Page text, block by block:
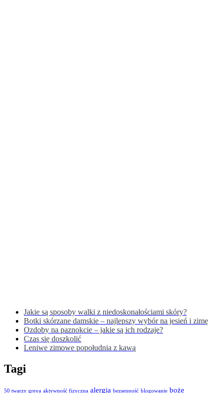
Jakie są sposoby walki z niedoskonałościami skóry?
Botki skórzane damskie – najlepszy wybór na jesień i zimę
Ozdoby na paznokcie – jakie są ich rodzaje?
Czas się doszkolić
Leniwe zimowe popołudnia z kawą
Tagi
50 twarzy greya aktywność fizyczna alergia bezsenność blogowanie boże